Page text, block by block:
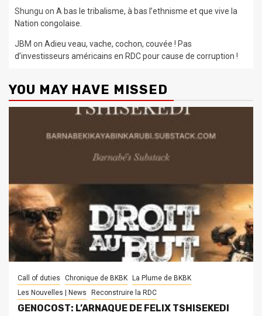
Shungu on A bas le tribalisme, à bas l’ethnisme et que vive la
Nation congolaise.
JBM on Adieu veau, vache, cochon, couvée ! Pas
d’investisseurs américains en RDC pour cause de corruption !
YOU MAY HAVE MISSED
Call of duties Chronique de BKBK La Plume de BKBK
Les Nouvelles | News
Reconstruire la RDC
GENOCOST: L’ARNAQUE DE FELIX TSHISEKEDI